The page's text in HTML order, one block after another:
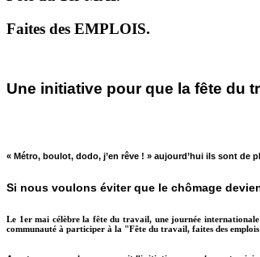
Faites des EMPLOIS.
Une initiative pour que la fête du
« Métro, boulot, dodo, j’en rêve ! » aujourd’hui ils sont de
Si nous voulons éviter que le chômage
Le 1er mai célèbre la fête du travail, une journée
communauté à participer à la "Fête du travail, faites des